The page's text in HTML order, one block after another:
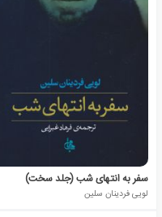
سفر به انتهای شب (جلد سخت)
لویی فردینان سلین